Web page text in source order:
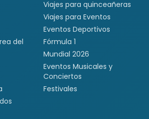
del
Viajes para quinceañeras
Viajes para Eventos
Eventos Deportivos
Fórmula 1
Mundial 2026
Eventos Musicales y
Conciertos
Festivales